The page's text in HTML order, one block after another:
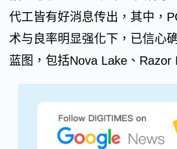
代工皆有好消息传出，其中，
术与良率明显强化下，已信心
蓝图，包括Nova Lake、Razor